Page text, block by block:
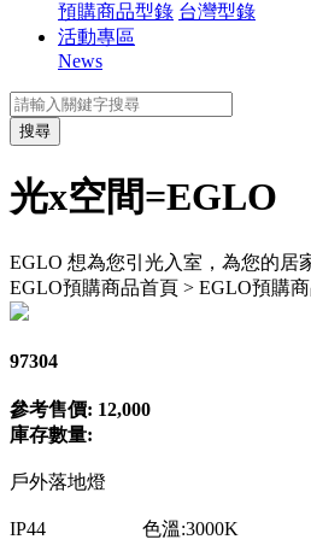
預購商品型錄 台灣型錄
活動專區
News
搜尋
光x空間=EGLO
EGLO 想為您引光入室，為您的居
EGLO預購商品首頁 > EGLO預購
97304
參考售價: 12,000
庫存數量:
戶外落地燈
IP44 色溫:3000K